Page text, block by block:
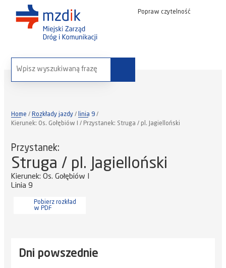
Popraw czytelność
wyszukaj na stronie:
Home Rozkłady jazdy
linia 9
Kierunek: Os. Gołębiów I / Przystanek: Struga / pl. Jagielloński
Przystanek:
Struga / pl. Jagielloński
Kierunek: Os. Gołębiów I
Linia 9
Pobierz rozkład
w PDF
Dni powszednie